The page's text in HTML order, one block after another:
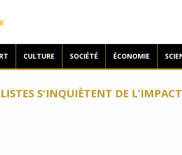
CULTURE SOCIÉTÉ ÉCONOMIE
S'INQUIÈTENT DE